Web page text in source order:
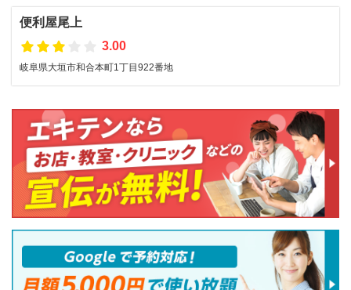
便利屋尾上
3.00
岐阜県大垣市和合本町1丁目922番地